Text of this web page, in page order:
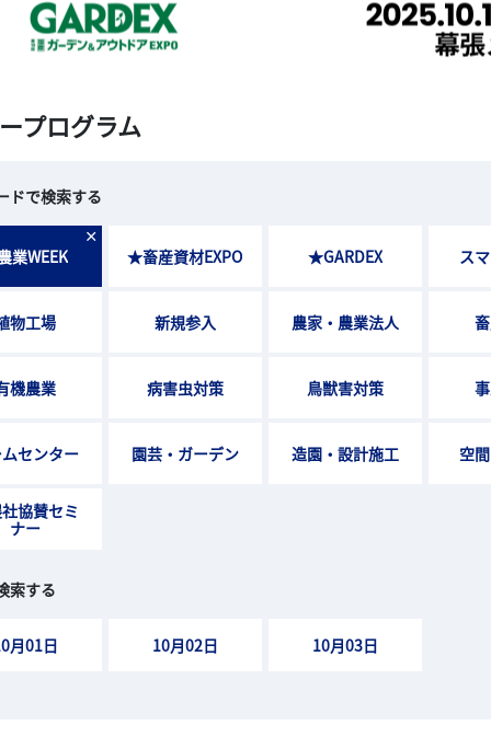
プログラム
ドで検索する
業WEEK
×
★畜産資材EXPO ★GARDEX ス
物工場 新規参入 農家・農業法人
機農業 病害虫対策 鳥獣害対策
センター 園芸・ガーデン 造園・設計施工 空
協賛セミ
ナー
索する
月01日 10月02日 10月03日